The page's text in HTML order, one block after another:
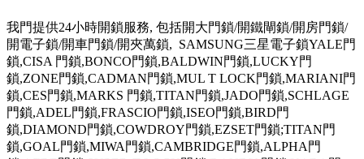
我門提供24小時開鎖服務, 包括開大門鎖/開鐵閘鎖/開房門鎖/
開電子鎖/開車門鎖/開夾萬鎖, SAMSUNG三星電子鎖YALE門
鎖,CISA 門鎖,BONCO門鎖,BALDWIN門鎖,LUCKY門
鎖,ZONE門鎖,CADMAN門鎖,MUL T LOCK門鎖,MARIANI門
鎖,CES門鎖,MARKS 門鎖,TITAN門鎖,JADO門鎖,SCHLAGE
門鎖,ADEL門鎖,FRASCIO門鎖,ISEO門鎖,BIRD門
鎖,DIAMOND門鎖,COWDROY門鎖,EZSET門鎖;TITAN門
鎖,GOAL門鎖,MIWA門鎖,CAMBRIDGE門鎖,ALPHA門